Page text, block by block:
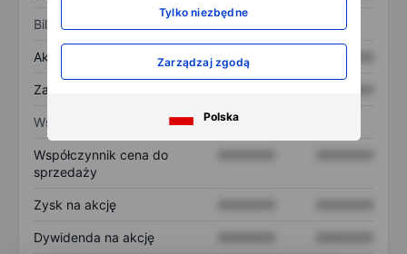
Tylko niezbędne
Zarządzaj zgodą
Polska
Bilans
Aktywa ogółem XXXXXXX
Zadłużenie ogółem
Wskaźniki
Współczynnik cena do
sprzedaży
Zysk na akcję
Dywidenda na akcję